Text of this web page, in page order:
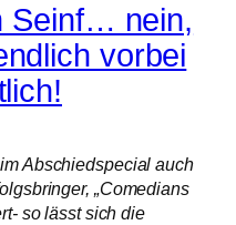
Seinf… nein,
vorbei
Abschiedspecial auch
„Comedians
so lässt sich die